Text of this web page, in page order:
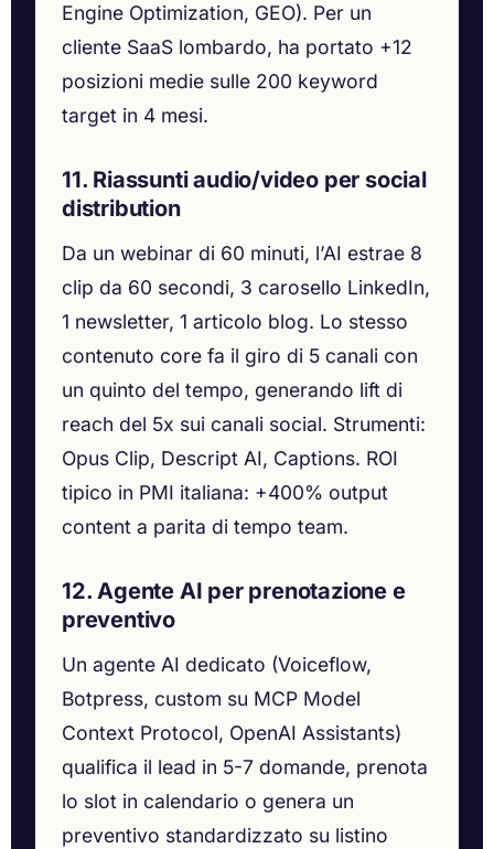
Engine Optimization, GEO). Per un
cliente SaaS lombardo, ha portato +12
posizioni medie sulle 200 keyword
target in 4 mesi.
11. Riassunti audio/video per social
distribution
Da un webinar di 60 minuti, l’AI estrae 8
clip da 60 secondi, 3 carosello LinkedIn,
1 newsletter, 1 articolo blog. Lo stesso
contenuto core fa il giro di 5 canali con
un quinto del tempo, generando lift di
reach del 5x sui canali social. Strumenti:
Opus Clip, Descript AI, Captions. ROI
tipico in PMI italiana: +400% output
content a parita di tempo team.
12. Agente AI per prenotazione e
preventivo
Un agente AI dedicato (Voiceflow,
Botpress, custom su MCP Model
Context Protocol, OpenAI Assistants)
qualifica il lead in 5-7 domande, prenota
lo slot in calendario o genera un
preventivo standardizzato su listino